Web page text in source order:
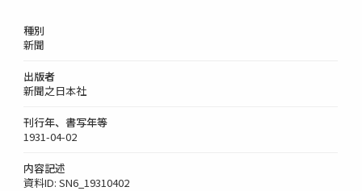
種別
新聞
出版者
新聞之日本社
刊行年、書写年等
1931-04-02
内容記述
資料ID: SN6_19310402